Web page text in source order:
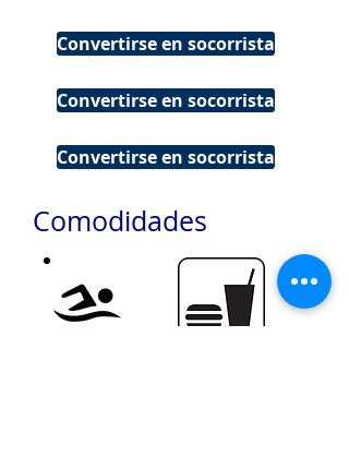
Convertirse en socorrista
Convertirse en socorrista
Convertirse en socorrista
Comodidades